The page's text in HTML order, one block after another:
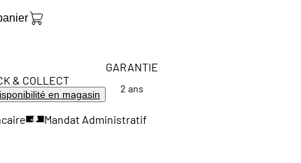
& COLLECT
en magasin
GARANTIE
2 ans
Mandat Administratif